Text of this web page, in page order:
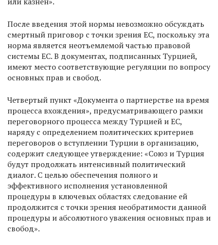
После введения этой нормы невозможно обсуждать
смертный приговор с точки зрения ЕС, поскольку эта
норма является неотъемлемой частью правовой
системы ЕС. В документах, подписанных Турцией,
имеют место соответствующие регуляции по вопросу
основных прав и свобод.
Четвертый пункт «Документа о партнерстве на время
процесса вхождения», предусматривающего рамки
переговорного процесса между Турцией и ЕС,
наряду с определением политических критериев
переговоров о вступлении Турции в организацию,
содержит следующее утверждение: «Союз и Турция
будут продолжать интенсивный политический
диалог. С целью обеспечения полного и
эффективного исполнения установленной
процедуры в ключевых областях следование ей
продолжится с точки зрения необратимости данной
процедуры и абсолютного уважения основных прав и
свобод».